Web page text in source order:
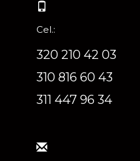
Cel.:
320 210 42 03
310 816 60 43
311 447 96 34